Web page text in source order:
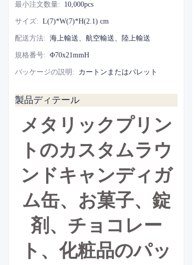
最小注文数量: 10,000pcs
サイズ: L(7)*W(7)*H(2.1) cm
配送方法: 海上輸送、航空輸送、陸上輸送
規格番号: Φ70x21mmH
パッケージの説明 : カートンまたはパレット
製品ディテール
メタリックプリン
トのカスタムラウ
ンドキャンディガ
ム缶、お菓子、錠
剤、チョコレー
ト、化粧品のパッ